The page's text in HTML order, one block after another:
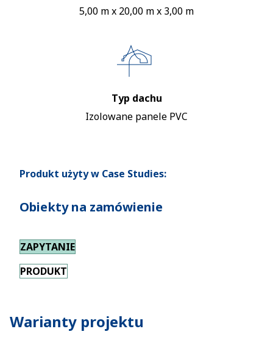
5,00 m x 20,00 m x 3,00 m
Typ dachu
Izolowane panele PVC
Produkt użyty w Case Studies:
Obiekty na zamówienie
ZAPYTANIE
PRODUKT
Warianty projektu